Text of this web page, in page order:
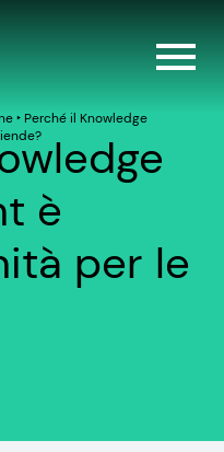
‣ Perché il Knowledge
è
per le